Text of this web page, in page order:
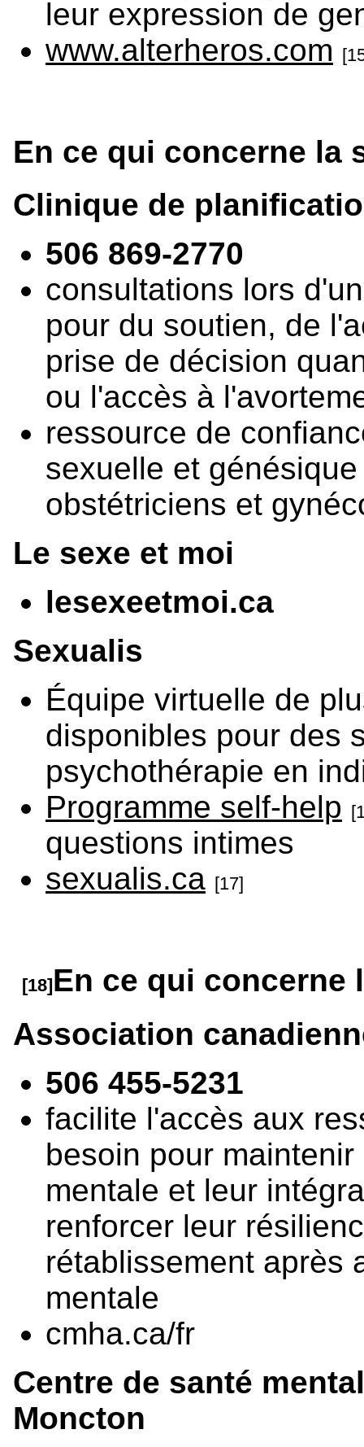
leur expression de
www.alterheros.com
En ce qui concerne la
Clinique de
506 869-2770
consultations lors
pour du soutien, de
prise de décision
ou l'accès à
ressource de
sexuelle et
obstétriciens et
Le sexe et moi
lesexeetmoi.ca
Sexualis
Équipe virtuelle de
disponibles pour des
psychothérapie en
Programme self-help
questions intimes
sexualis.ca [17]
[18] En ce qui concerne
Association
506 455-5231
facilite l'accès aux
besoin pour
mentale et leur
renforcer leur
rétablissement après
mentale
cmha.ca/fr
Centre de santé
Moncton